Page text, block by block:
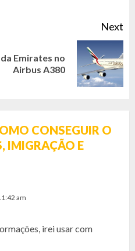
Next
Emirates no
Airbus A380
CONSEGUIR O
IMIGRAÇÃO E
am
irei usar com